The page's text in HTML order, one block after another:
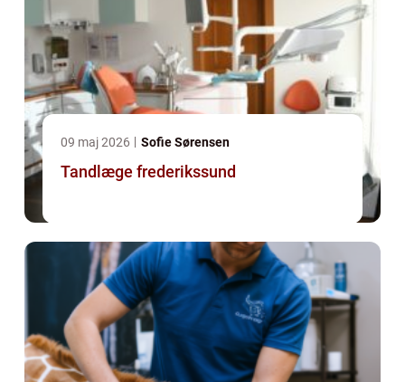
09 maj 2026 Sofie Sørensen
Tandlæge frederikssund